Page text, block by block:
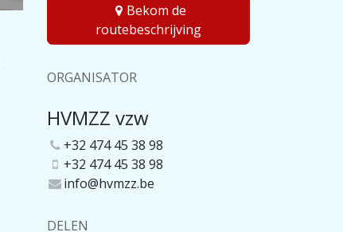
Bekom de
routebeschrijving
ORGANISATOR
HVMZZ vzw
+32 474 45 38 98
+32 474 45 38 98
info@hvmzz.be
DELEN